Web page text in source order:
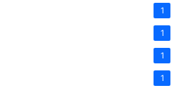
1
1
1
1